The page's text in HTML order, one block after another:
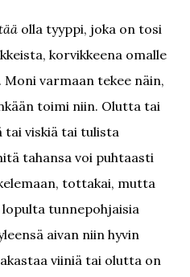
olla tyyppi, joka on tosi
korvikkeena omalle
varmaan tekee näin,
toimi niin. Olutta tai
tai viskiä tai tulista
tahansa voi puhtaasti
tottakai, mutta
tunnepohjaisia
aivan niin hyvin
viiniä tai olutta on